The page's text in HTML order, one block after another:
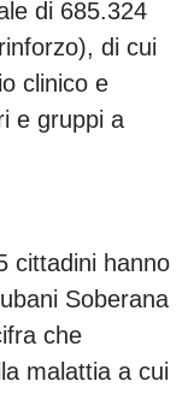
di 685.324
di cui
clinico e
e gruppi a
cittadini hanno
Soberana
che
malattia a cui